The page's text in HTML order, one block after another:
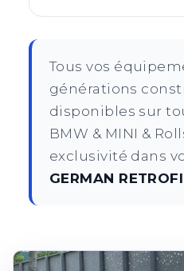
Tous vos
générations
disponibles sur
BMW & MINI &
exclusivité dans
GERMAN